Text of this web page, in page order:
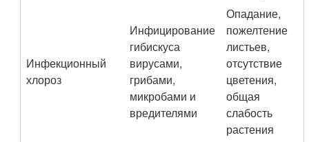
Инфекционный
хлороз
Инфицирование
гибискуса
вирусами,
грибами,
микробами и
вредителями
Опадание,
пожелтение
листьев,
отсутствие
цветения,
общая
слабость
растения